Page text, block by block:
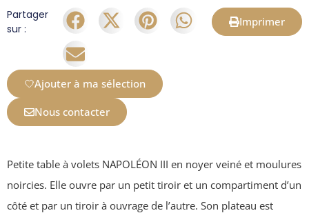
Partager
sur :
Imprimer
Ajouter à ma sélection
Nous contacter
Petite table à volets NAPOLÉON III en noyer veiné et moulures
noircies. Elle ouvre par un petit tiroir et un compartiment d’un
côté et par un tiroir à ouvrage de l’autre. Son plateau est